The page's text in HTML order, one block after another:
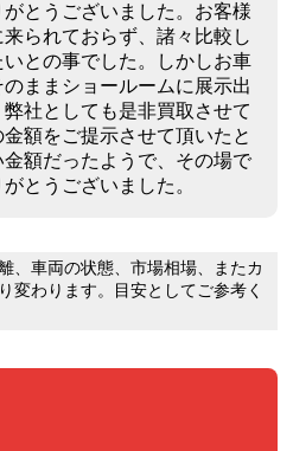
とうございました。お客様
られておらず、諸々比較し
との事でした。しかしお車
ままショールームに展示出
社としても是非買取させて
額をご提示させて頂いたと
額だったようで、その場で
とうございました。
、車両の状態、市場相場、またカ
変わります。目安としてご参考く